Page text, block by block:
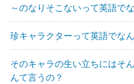
～のなりそこないって英語で
珍キャラクターって英語でな
そのキャラの生い立ちにはそ
んて言うの？